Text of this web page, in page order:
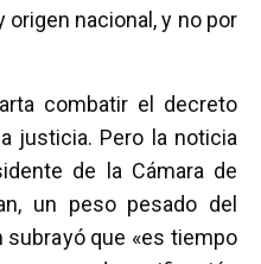
nacional, y no por
combatir el decreto
justicia. Pero la noticia
de la Cámara de
un peso pesado del
subrayó que «es tiempo